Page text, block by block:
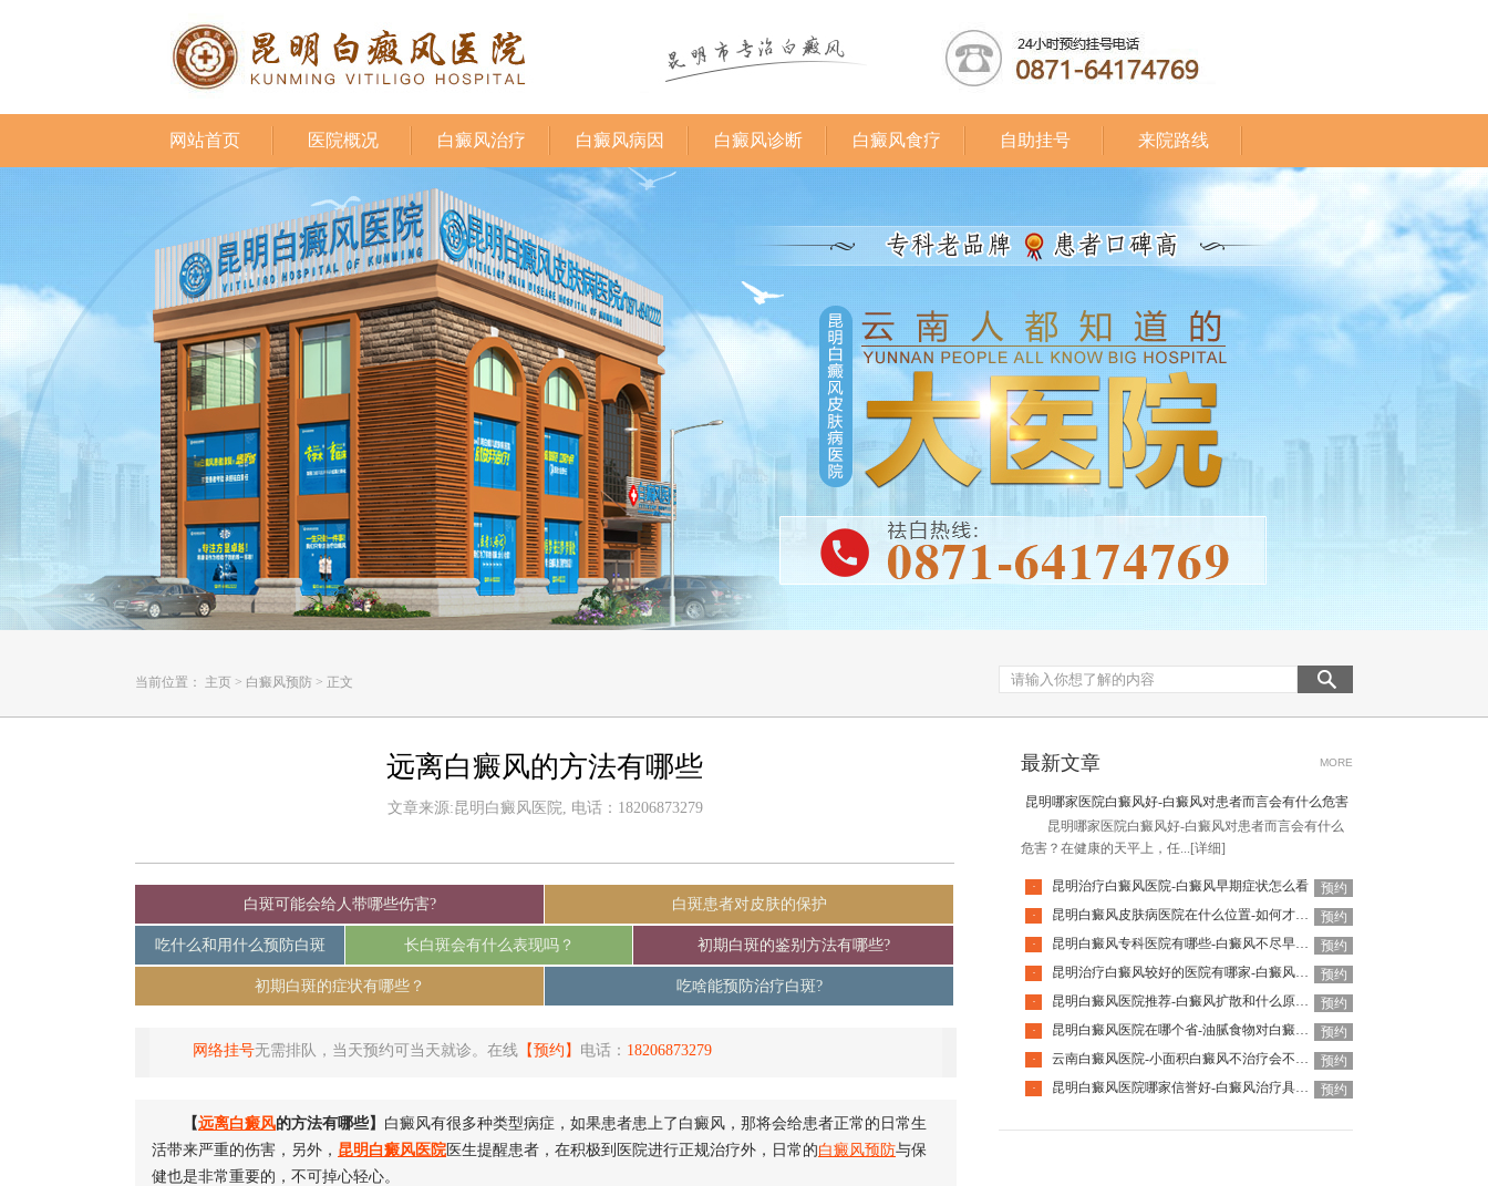
网站首页 医院概况 白癜风治疗 白癜风病因 白癜风诊断 白癜风食疗 自助挂号 来院路线
当前位置： 主页 > 白癜风预防 > 正文
远离白癜风的方法有哪些
文章来源:昆明白癜风医院, 电话：18206873279
白斑可能会给人带哪些伤害? 白斑患者对皮肤的保护
吃什么和用什么预防白斑 长白斑会有什么表现吗？ 初期白斑的鉴别方法有哪些?
初期白斑的症状有哪些？ 吃啥能预防治疗白斑?
网络挂号无需排队，当天预约可当天就诊。在线 【预约】 电话： 18206873279
【远离白癜风的方法有哪些】 白癜风有很多种类型病症，如果患者患上了白癜风，那将会给患者正常的日常生
活带来严重的伤害，另外， 昆明白癜风医院 医生提醒患者，在积极到医院进行正规治疗外，日常的白癜风预防与保
健也是非常重要的，不可掉心轻心。
最新文章 MORE
昆明哪家医院白癜风好-白癜风对患者而言会有什么危害
昆明哪家医院白癜风好-白癜风对患者而言会有什么
危害？在健康的天平上，任... [详细]
· 昆明治疗白癜风医院-白癜风早期症状怎么看
预约
·
昆明白癜风皮肤病医院在什么位置-如何才能防止白癜风扩散呢
预约
·
昆明白癜风专科医院有哪些-白癜风不尽早治疗会扩散吗
预约
·
昆明治疗白癜风较好的医院有哪家-白癜风发病时会有什么症状表现
预约
·
昆明白癜风医院推荐-白癜风扩散和什么原因有关
预约
·
昆明白癜风医院在哪个省-油腻食物对白癜风患者有什么影响呢
预约
·
云南白癜风医院-小面积白癜风不治疗会不会好
预约
·
昆明白癜风医院哪家信誉好-白癜风治疗具体需要多少钱呢 预约